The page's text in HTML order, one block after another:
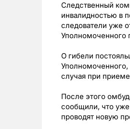
Следственный
инвалидностью в
следователи уже
Уполномоченного
О гибели
Уполномоченного,
случая при
После этого
сообщили, что уже
проводят новую